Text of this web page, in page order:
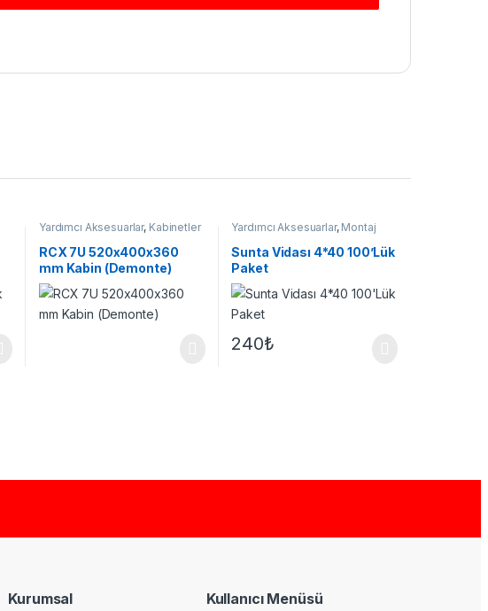
Yardımcı Aksesuarlar, Kabinetler
RCX 7U 520x400x360
mm Kabin (Demonte)
Yardımcı Aksesuarlar, Montaj
Sunta Vidası 4*40 100’Lük
Paket
240₺
Kurumsal Kullanıcı Menüsü